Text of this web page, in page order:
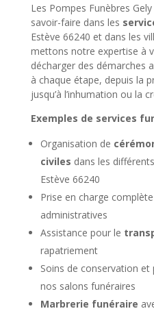
Les Pompes Funèbres
savoir-faire dans les
Estève 66240 et dans les
mettons notre expertise à
décharger des démarches
à chaque étape, depuis la
jusqu’à l’inhumation ou la
Exemples de services
Organisation de
civiles dans les
Estève 66240
Prise en charge
administratives
Assistance pour le
rapatriement
Soins de conservation
nos salons funéraires
Marbrerie funéraire